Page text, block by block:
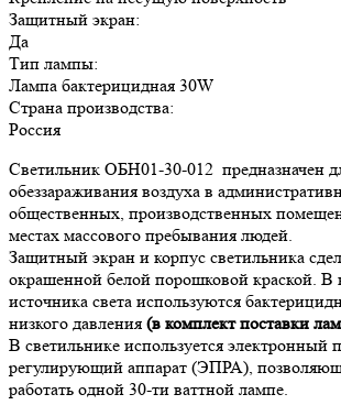
Защитный экран:
Да
Тип лампы:
Лампа бактерицидная 30W
Страна производства:
Россия
Светильник ОБН01-30-012 предназначен
обеззараживания воздуха в
общественных, производственных
местах массового пребывания людей.
Защитный экран и корпус светильника
окрашенной белой порошковой краской. В
источника света используются
низкого давления (в комплект поставки
В светильнике используется электронный
регулирующий аппарат (ЭПРА),
работать одной 30-ти ваттной лампе.